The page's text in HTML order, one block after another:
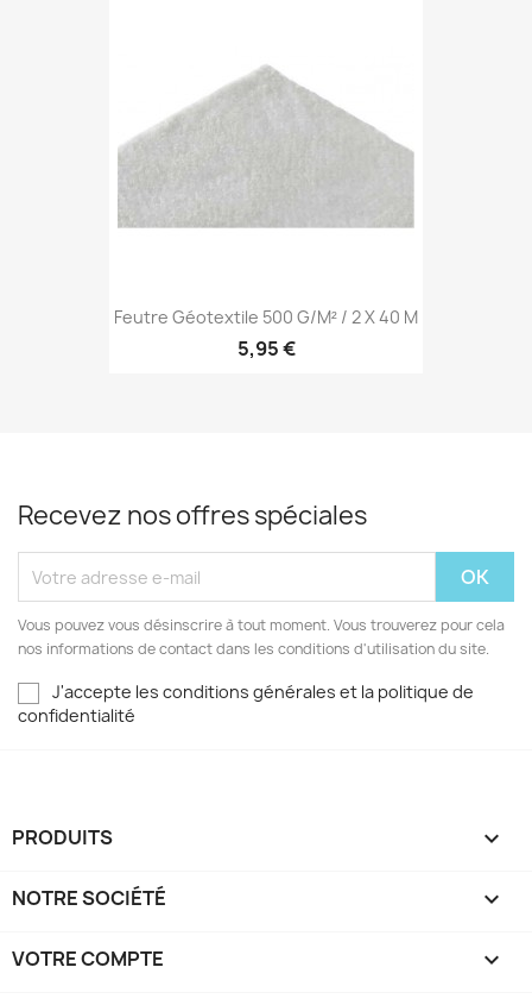
Feutre Géotextile 500 G/m² / 2 X 40 M
5,95 €
Recevez nos offres spéciales
Vous pouvez vous désinscrire à tout moment. Vous trouverez pour cela
nos informations de contact dans les conditions d'utilisation du site.
J'accepte les conditions générales et la politique de
confidentialité
PRODUITS 
NOTRE SOCIÉTÉ 
VOTRE COMPTE 